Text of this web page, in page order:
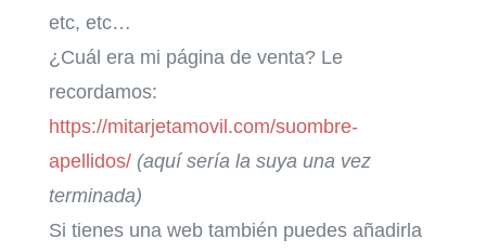
etc, etc…
¿Cuál era mi página de venta? Le
recordamos:
https://mitarjetamovil.com/suombre-
apellidos/ (aquí sería la suya una vez
terminada)
Si tienes una web también puedes añadirla